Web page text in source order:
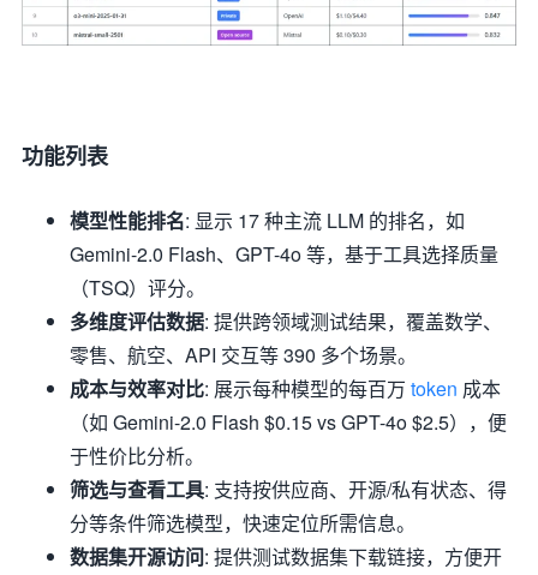
功能列表
模型性能排名: 显示 17 种主流 LLM 的排名，如
Gemini-2.0 Flash、GPT-4o 等，基于工具选择质量
（TSQ）评分。
多维度评估数据: 提供跨领域测试结果，覆盖数学、
零售、航空、API 交互等 390 多个场景。
成本与效率对比: 展示每种模型的每百万 token 成本
（如 Gemini-2.0 Flash $0.15 vs GPT-4o $2.5），便
于性价比分析。
筛选与查看工具: 支持按供应商、开源/私有状态、得
分等条件筛选模型，快速定位所需信息。
数据集开源访问: 提供测试数据集下载链接，方便开